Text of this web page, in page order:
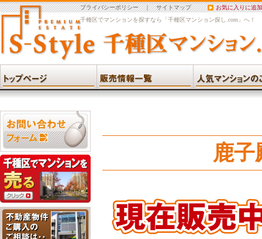
プライバシーポリシー｜サイトマップ
お気に入りに追加
千種区でマンションを探すなら「千種区マンション探し.com」へ！
鹿